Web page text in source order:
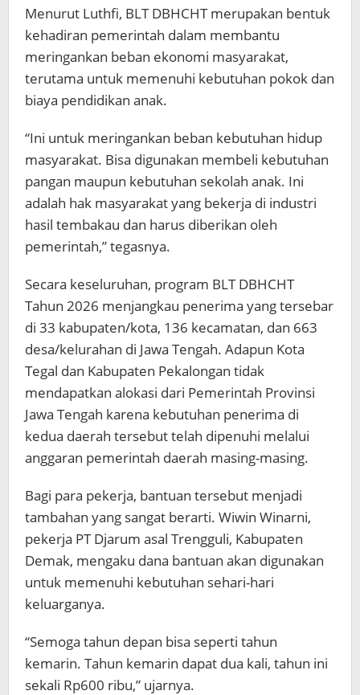
Menurut Luthfi, BLT DBHCHT merupakan bentuk
kehadiran pemerintah dalam membantu
meringankan beban ekonomi masyarakat,
terutama untuk memenuhi kebutuhan pokok dan
biaya pendidikan anak.
“Ini untuk meringankan beban kebutuhan hidup
masyarakat. Bisa digunakan membeli kebutuhan
pangan maupun kebutuhan sekolah anak. Ini
adalah hak masyarakat yang bekerja di industri
hasil tembakau dan harus diberikan oleh
pemerintah,” tegasnya.
Secara keseluruhan, program BLT DBHCHT
Tahun 2026 menjangkau penerima yang tersebar
di 33 kabupaten/kota, 136 kecamatan, dan 663
desa/kelurahan di Jawa Tengah. Adapun Kota
Tegal dan Kabupaten Pekalongan tidak
mendapatkan alokasi dari Pemerintah Provinsi
Jawa Tengah karena kebutuhan penerima di
kedua daerah tersebut telah dipenuhi melalui
anggaran pemerintah daerah masing-masing.
Bagi para pekerja, bantuan tersebut menjadi
tambahan yang sangat berarti. Wiwin Winarni,
pekerja PT Djarum asal Trengguli, Kabupaten
Demak, mengaku dana bantuan akan digunakan
untuk memenuhi kebutuhan sehari-hari
keluarganya.
“Semoga tahun depan bisa seperti tahun
kemarin. Tahun kemarin dapat dua kali, tahun ini
sekali Rp600 ribu,” ujarnya.